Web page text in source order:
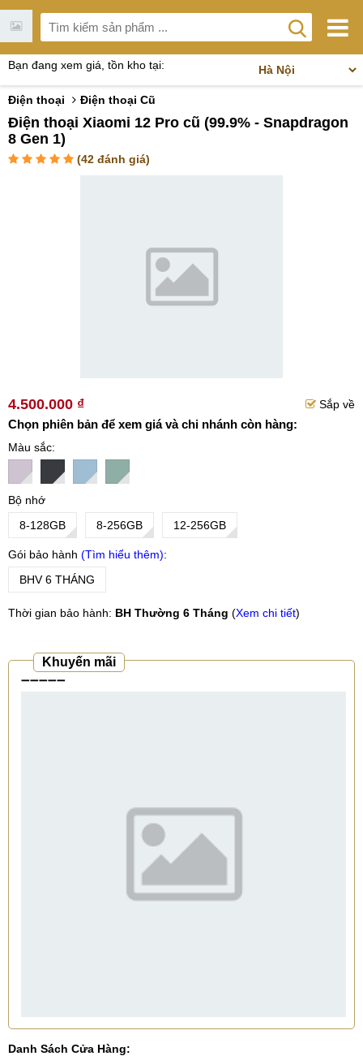
Bạn đang xem giá, tồn kho tại:
Điện thoại Điện thoại Cũ
Điện thoại Xiaomi 12 Pro cũ (99.9% - Snapdragon
8 Gen 1)
(42 đánh giá)
4.500.000 ₫ Sắp về
Chọn phiên bản để xem giá và chi nhánh còn hàng:
Màu sắc
Bộ nhớ
8-128GB
8-256GB 12-256GB
Gói bảo hành
Tìm hiểu thêm
BHV 6 THÁNG
Thời gian bảo hành: BH Thường 6 Tháng (Xem chi tiết)
Khuyến mãi
➖➖➖➖➖
Danh Sách Cửa Hàng: